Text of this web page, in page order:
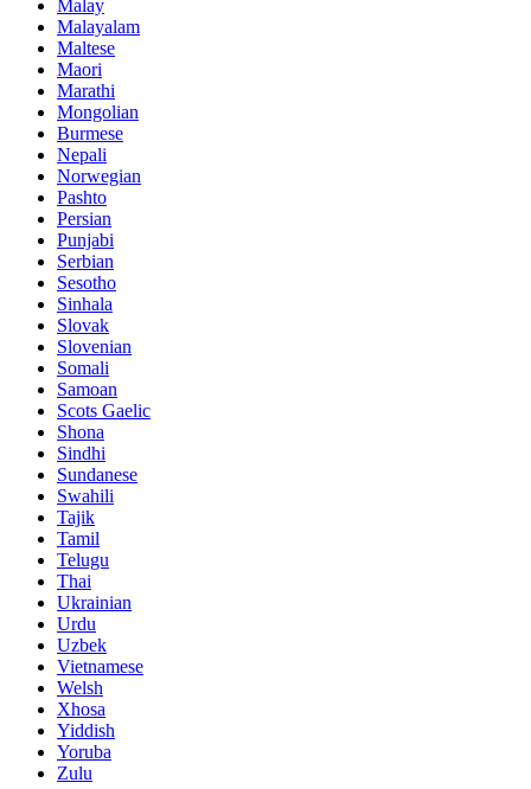
Malay
Malayalam
Maltese
Maori
Marathi
Mongolian
Burmese
Nepali
Norwegian
Pashto
Persian
Punjabi
Serbian
Sesotho
Sinhala
Slovak
Slovenian
Somali
Samoan
Scots Gaelic
Shona
Sindhi
Sundanese
Swahili
Tajik
Tamil
Telugu
Thai
Ukrainian
Urdu
Uzbek
Vietnamese
Welsh
Xhosa
Yiddish
Yoruba
Zulu